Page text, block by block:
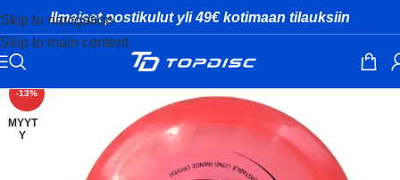
Skip to navigation
Skip to main content
Ilmaiset postikulut yli 49€ kotimaan tilauksiin
-13%
MYYT
Y